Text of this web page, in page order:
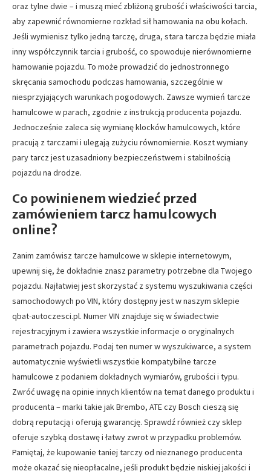
oraz tylne dwie – i muszą mieć zbliżoną grubość i właściwości tarcia,
aby zapewnić równomierne rozkład sił hamowania na obu kołach.
Jeśli wymienisz tylko jedną tarczę, druga, stara tarcza będzie miała
inny współczynnik tarcia i grubość, co spowoduje nierównomierne
hamowanie pojazdu. To może prowadzić do jednostronnego
skręcania samochodu podczas hamowania, szczególnie w
niesprzyjających warunkach pogodowych. Zawsze wymień tarcze
hamulcowe w parach, zgodnie z instrukcją producenta pojazdu.
Jednocześnie zaleca się wymianę klocków hamulcowych, które
pracują z tarczami i ulegają zużyciu równomiernie. Koszt wymiany
pary tarcz jest uzasadniony bezpieczeństwem i stabilnością
pojazdu na drodze.
Co powinienem wiedzieć przed
zamówieniem tarcz hamulcowych
online?
Zanim zamówisz tarcze hamulcowe w sklepie internetowym,
upewnij się, że dokładnie znasz parametry potrzebne dla Twojego
pojazdu. Najłatwiej jest skorzystać z systemu wyszukiwania części
samochodowych po VIN, który dostępny jest w naszym sklepie
qbat-autoczesci.pl. Numer VIN znajduje się w świadectwie
rejestracyjnym i zawiera wszystkie informacje o oryginalnych
parametrach pojazdu. Podaj ten numer w wyszukiwarce, a system
automatycznie wyświetli wszystkie kompatybilne tarcze
hamulcowe z podaniem dokładnych wymiarów, grubości i typu.
Zwróć uwagę na opinie innych klientów na temat danego produktu i
producenta – marki takie jak Brembo, ATE czy Bosch cieszą się
dobrą reputacją i oferują gwarancję. Sprawdź również czy sklep
oferuje szybką dostawę i łatwy zwrot w przypadku problemów.
Pamiętaj, że kupowanie taniej tarczy od nieznanego producenta
może okazać się nieopłacalne, jeśli produkt będzie niskiej jakości i